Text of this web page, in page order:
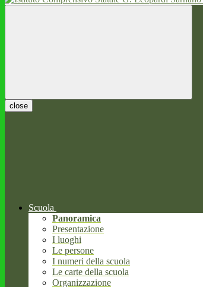
close
Scuola
Panoramica
Presentazione
I luoghi
Le persone
I numeri della scuola
Le carte della scuola
Organizzazione